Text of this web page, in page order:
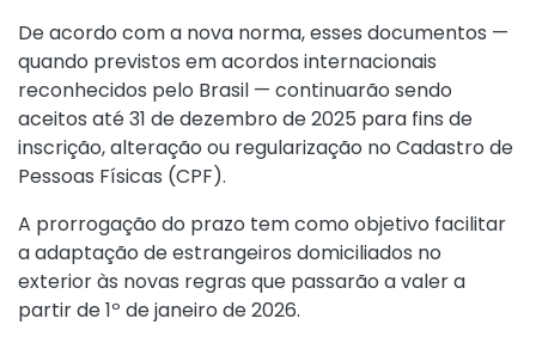
De acordo com a nova norma, esses documentos —
quando previstos em acordos internacionais
reconhecidos pelo Brasil — continuarão sendo
aceitos até 31 de dezembro de 2025 para fins de
inscrição, alteração ou regularização no Cadastro de
Pessoas Físicas (CPF).
A prorrogação do prazo tem como objetivo facilitar
a adaptação de estrangeiros domiciliados no
exterior às novas regras que passarão a valer a
partir de 1º de janeiro de 2026.